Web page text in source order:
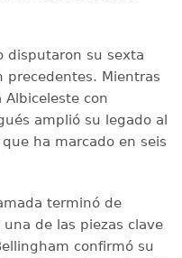
disputaron su sexta
precedentes. Mientras
con
amplió su legado al
ha marcado en seis
terminó de
de las piezas clave
confirmó su